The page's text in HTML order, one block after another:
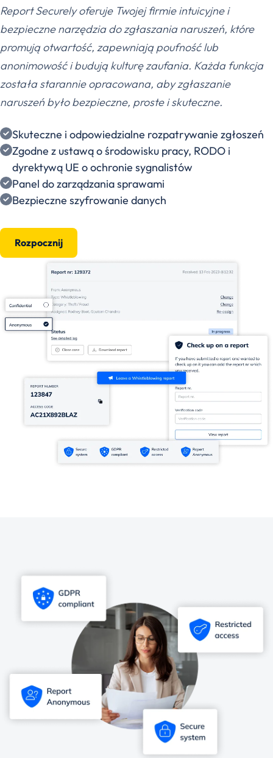
Report Securely oferuje Twojej firmie intuicyjne i
bezpieczne narzędzia do zgłaszania naruszeń, które
promują otwartość, zapewniają poufność lub
anonimowość i budują kulturę zaufania. Każda funkcja
została starannie opracowana, aby zgłaszanie
naruszeń było bezpieczne, proste i skuteczne.
Skuteczne i odpowiedzialne rozpatrywanie zgłoszeń
Zgodne z ustawą o środowisku pracy, RODO i
dyrektywą UE o ochronie sygnalistów
Panel do zarządzania sprawami
Bezpieczne szyfrowanie danych
Rozpocznij